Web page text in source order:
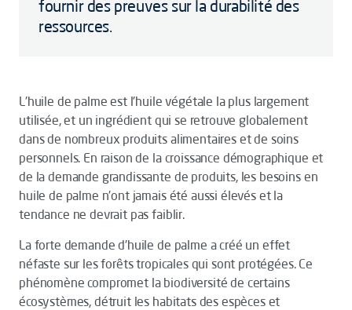
fournir des preuves sur la durabilité des
ressources.
L'huile de palme est l'huile végétale la plus largement
utilisée, et un ingrédient qui se retrouve globalement
dans de nombreux produits alimentaires et de soins
personnels. En raison de la croissance démographique et
de la demande grandissante de produits, les besoins en
huile de palme n'ont jamais été aussi élevés et la
tendance ne devrait pas faiblir.
La forte demande d'huile de palme a créé un effet
néfaste sur les forêts tropicales qui sont protégées. Ce
phénomène compromet la biodiversité de certains
écosystèmes, détruit les habitats des espèces et